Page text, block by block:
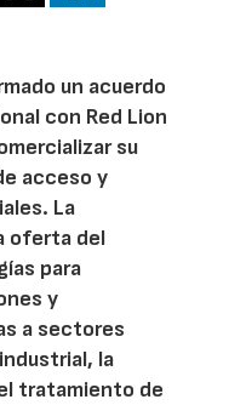
un acuerdo
con Red Lion
su
acceso y
La
oferta del
para
y
a sectores
la
tratamiento de